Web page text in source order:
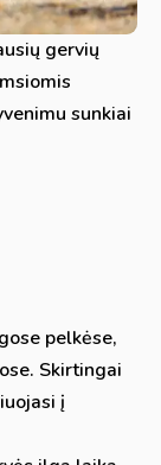
gervių
sunkiai
pelkėse,
Skirtingai
į